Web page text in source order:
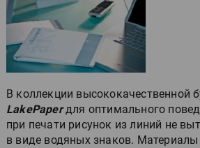
В коллекции высококачественной
LakePaperдля оптимального
при печати рисунок из линий не
в виде водяных знаков. Материалы